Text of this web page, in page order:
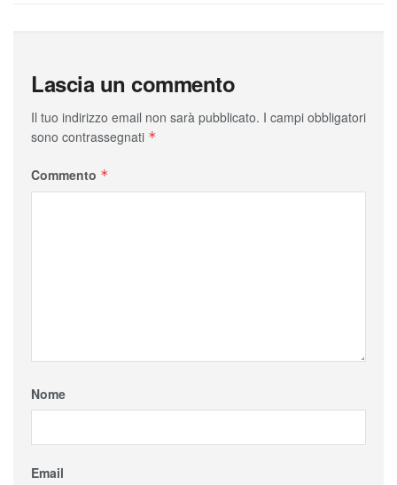
Lascia un commento
Il tuo indirizzo email non sarà pubblicato. I campi obbligatori
sono contrassegnati *
Commento *
Nome
Email